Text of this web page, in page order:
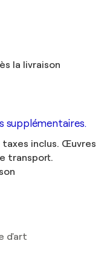
la livraison
supplémentaires.
taxes inclus. Œuvres
transport.
d'art